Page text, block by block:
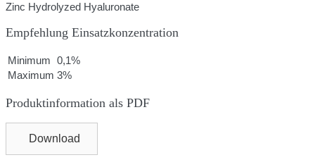
Zinc Hydrolyzed Hyaluronate
Empfehlung Einsatzkonzentration
Minimum 0,1%
Maximum 3%
Produktinformation als PDF
Download